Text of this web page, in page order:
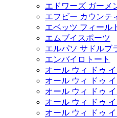
エドワーズ ガーメ
エフビー カウンテ
エベッツ フィール
エムブイスポーツ
エルパソ サドルブ
エンバイロトート
オール ウィ ドゥ
オール ウィ ドゥ
オール ウィ ドゥ
オール ウィ ドゥ
オール ウィ ドゥ